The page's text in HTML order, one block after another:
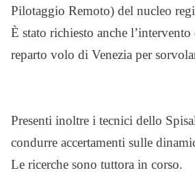
Pilotaggio Remoto) del nucleo
È stato richiesto anche
reparto volo di Venezia per
Presenti inoltre i tecnici dello
condurre accertamenti sulle
Le ricerche sono tuttora in corso.